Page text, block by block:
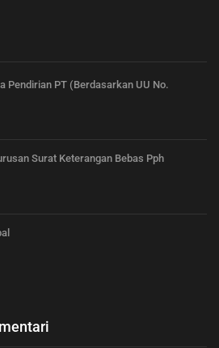
Pendirian PT (Berdasarkan UU No.
Surat Keterangan Bebas Pph